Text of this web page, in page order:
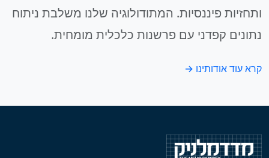
ותחזיות פיננסיות. המתודולוגיה שלנו משלבת ניתוח
נתונים קפדני עם פרשנות כלכלית מומחית.
קרא עוד אודותינו →